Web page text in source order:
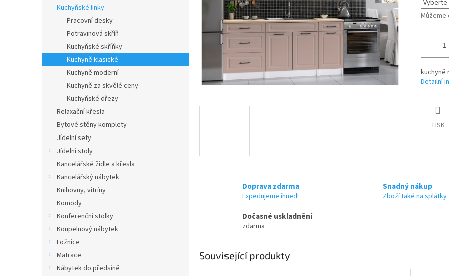
Kuchyňské linky
Pracovní desky
Potravinová skříň
Kuchyňské skříňky
Kuchyně klasické
Kuchyně moderní
Kuchyně za skvělé ceny
Kuchyňské dřezy
Relaxační křesla
Bytové stěny komplety
Jídelní sety
Jídelní stoly
Kancelářské židle a křesla
Kancelářský nábytek
Knihovny, vitríny
Komody
Konferenční stolky
Koupelnový nábytek
Ložnice
Matrace
Nábytek do předsíně
Můžeme
kuchyně
Detailní
TISK
Doprava zdarma
Expedujeme ihned!
Snadný nákup
Zboží také na splátky
Dočasné uskladnění
zdarma
Související produkty